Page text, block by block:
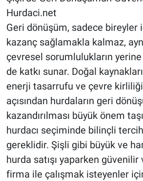
Hurdaci.net
Geri dönüşüm, sadece bireyler
kazanç sağlamakla kalmaz,
çevresel sorumlulukların
de katkı sunar. Doğal
enerji tasarrufu ve çevre
açısından hurdaların geri
kazandırılması büyük önem
hurdacı seçiminde bilinçli
gereklidir. Şişli gibi büyük ve
hurda satışı yaparken
firma ile çalışmak isteyenler